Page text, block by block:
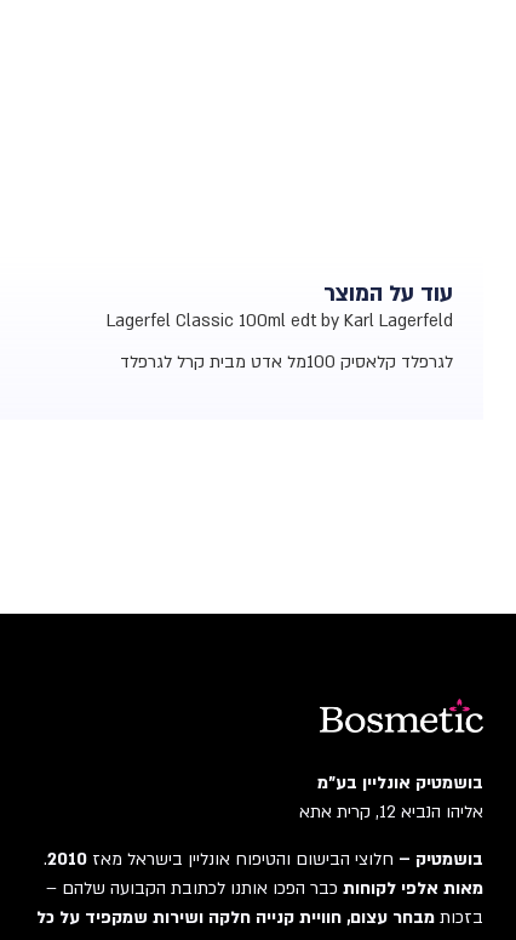
עוד על המוצר
Lagerfel Classic 100ml edt by Karl Lagerfeld
לגרפלד קלאסיק 100מל אדט מבית קרל לגרפלד
בושמטיק אונליין בע"מ
אליהו הנביא 12, קרית אתא
בושמטיק – חלוצי הבישום והטיפוח אונליין בישראל מאז 2010
.
מאות אלפי לקוחות כבר הפכו אותנו לכתובת הקבועה שלהם –
בזכות מבחר עצום, חוויית קנייה חלקה ושירות שמקפיד על כל